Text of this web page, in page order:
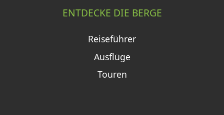
ENTDECKE DIE BERGE
Reiseführer
Ausflüge
Touren